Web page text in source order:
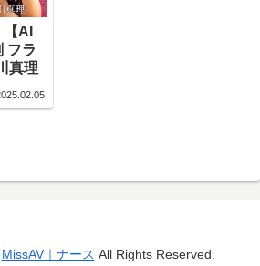
AI
フラ
真理
MissAV｜ナース All Rights Reserved.